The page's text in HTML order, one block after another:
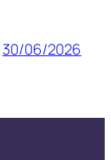
30/06/2026